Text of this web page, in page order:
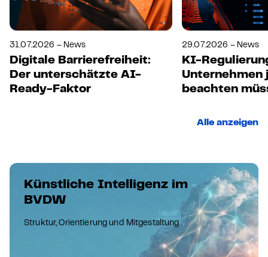
31.07.2026 – News
Digitale Barrierefreiheit:
Der unterschätzte AI-
Ready-Faktor
29.07.2026 – News
KI-
Unternehmen
beachten
Alle anzeigen
Künstliche Intelligenz im
BVDW
Struktur, Orientierung und Mitgestaltung